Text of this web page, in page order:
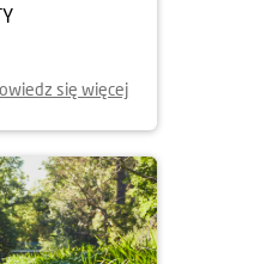
się więcej